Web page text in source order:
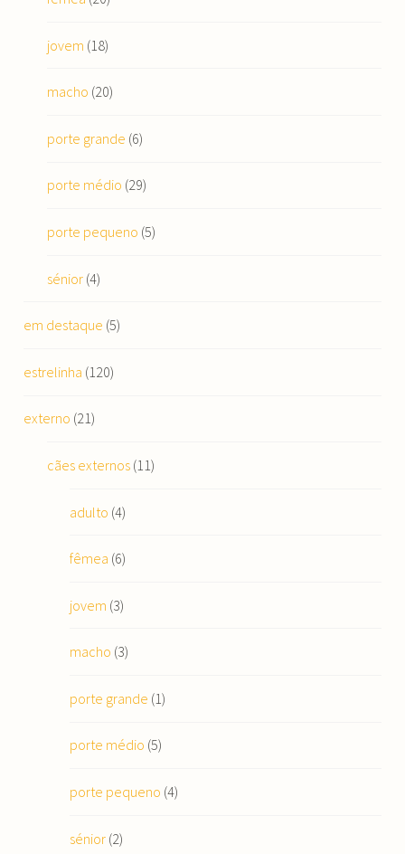
jovem (18)
macho (20)
porte grande (6)
porte médio (29)
porte pequeno (5)
sénior(4)
em destaque (5)
estrelinha (120)
externo (21)
cães externos(11)
adulto (4)
fêmea (6)
jovem (3)
macho (3)
porte grande (1)
porte médio (5)
porte pequeno (4)
sénior (2)